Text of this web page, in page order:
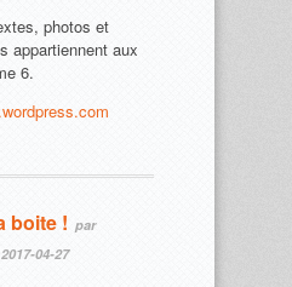
photos et
appartiennent aux
6.
boite ! par
04-27